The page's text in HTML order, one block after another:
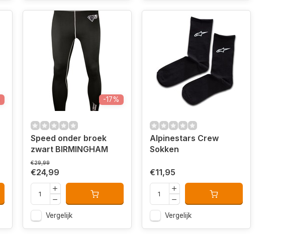
-17%
Speed onder broek
zwart BIRMINGHAM
€29,99
€24,99
Vergelijk
Alpinestars Crew
Sokken
€11,95
Vergelijk